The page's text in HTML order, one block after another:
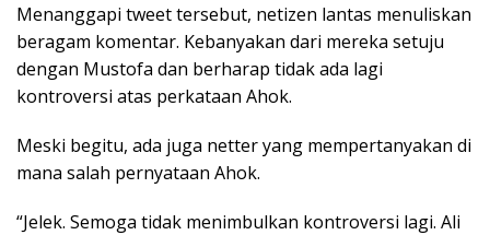
Menanggapi tweet tersebut, netizen lantas menuliskan
beragam komentar. Kebanyakan dari mereka setuju
dengan Mustofa dan berharap tidak ada lagi
kontroversi atas perkataan Ahok.
Meski begitu, ada juga netter yang mempertanyakan di
mana salah pernyataan Ahok.
“Jelek. Semoga tidak menimbulkan kontroversi lagi. Ali